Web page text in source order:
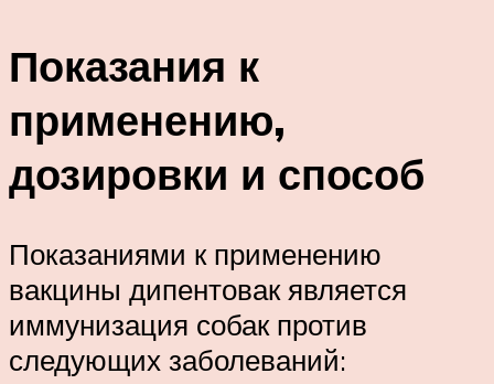
Показания к
применению,
дозировки и способ
Показаниями к применению
вакцины дипентовак является
иммунизация собак против
следующих заболеваний: